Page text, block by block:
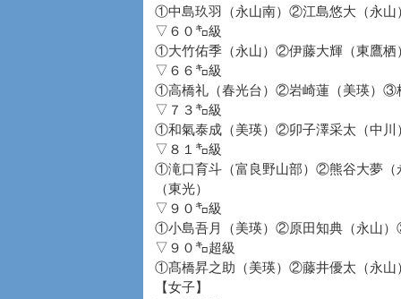
①中島玖羽（永山南）②江島悠大（永
▽６０㌔級
①大竹佑季（永山）②伊藤大輝（東鷹
▽６６㌔級
①高橋礼（春光台）②岩崎蓮（美瑛）③
▽７３㌔級
①和氣泰成（美瑛）②卯子澤采太（中
▽８１㌔級
①滝口育斗（富良野山部）②熊谷大夢
（東光）
▽９０㌔級
①小島吾月（美瑛）②原田知典（永山
▽９０㌔超級
①髙橋昇之助（美瑛）②藤井優太（永
【女子】